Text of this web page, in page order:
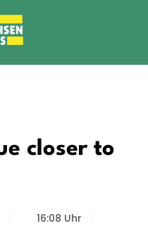
closer to
16:08 Uhr